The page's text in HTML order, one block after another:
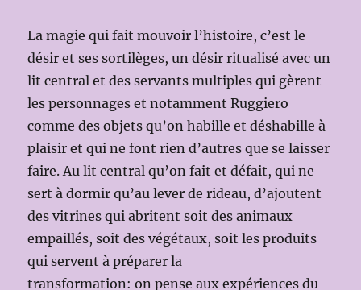
La magie qui fait mouvoir l’histoire, c’est le
désir et ses sortilèges, un désir ritualisé avec un
lit central et des servants multiples qui gèrent
les personnages et notamment Ruggiero
comme des objets qu’on habille et déshabille à
plaisir et qui ne font rien d’autres que se laisser
faire. Au lit central qu’on fait et défait, qui ne
sert à dormir qu’au lever de rideau, d’ajoutent
des vitrines qui abritent soit des animaux
empaillés, soit des végétaux, soit les produits
qui servent à préparer la
transformation: on pense aux expériences du